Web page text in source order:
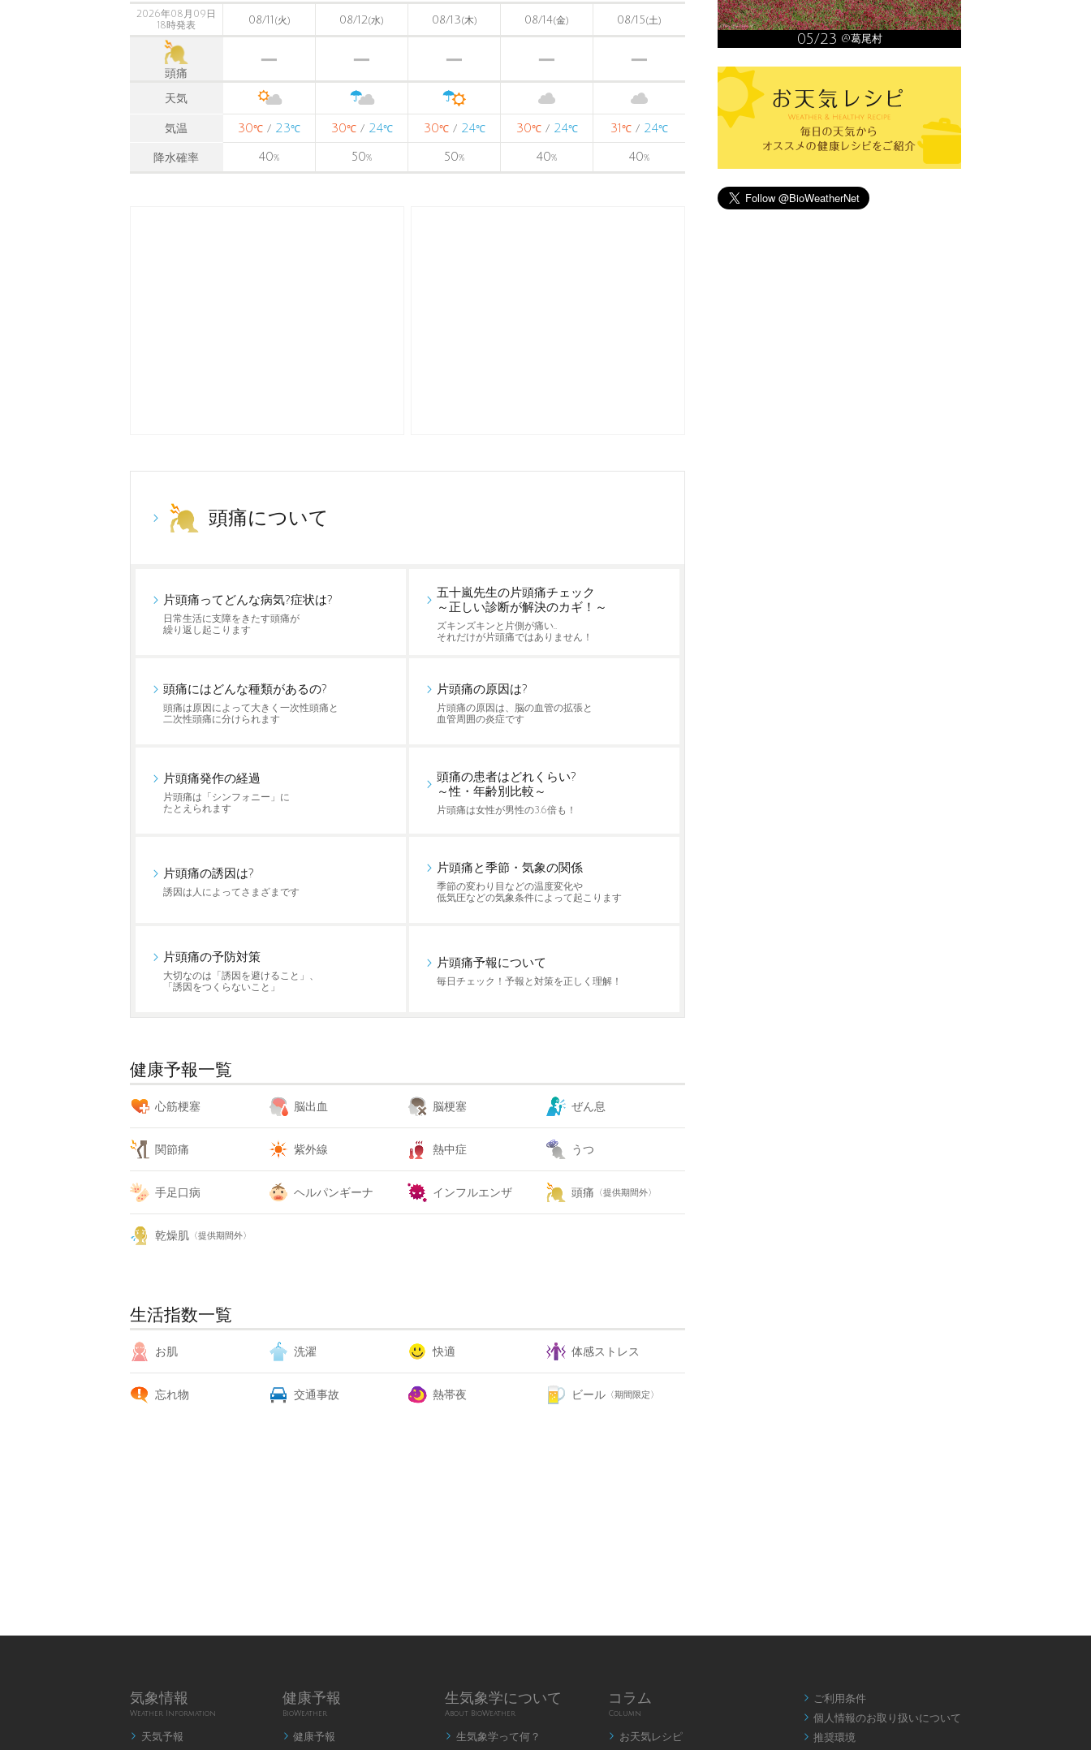
2026年08月09日
18時発表
08/11 (火) 08/12(水) 08/13(木) 08/14(金) 08/15(土)
頭痛
天気
気温 30℃ / 23℃ 30℃/ 24℃ 30℃/ 24℃ 30℃/ 24℃ 31 ℃ / 24℃
降水確率 40% 50% 50% 40% 40%
頭痛について
片頭痛ってどんな病気?症状は?
日常生活に支障をきたす頭痛が
繰り返し起こります
五十嵐先生の片頭痛チェック
～正しい診断が解決のカギ！～
ズキンズキンと片側が痛い…
それだけが片頭痛ではありません！
頭痛にはどんな種類があるの?
頭痛は原因によって大きく一次性頭痛と
二次性頭痛に分けられます
片頭痛の原因は?
片頭痛の原因は、脳の血管の拡張と
血管周囲の炎症です
片頭痛発作の経過
片頭痛は「シンフォニー」に
たとえられます
頭痛の患者はどれくらい?
～性・年齢別比較～
片頭痛は女性が男性の3.6倍も！
片頭痛の誘因は?
誘因は人によってさまざまです
片頭痛と季節・気象の関係
季節の変わり目などの温度変化や
低気圧などの気象条件によって起こります
片頭痛の予防対策
大切なのは「誘因を避けること」、
「誘因をつくらないこと」
片頭痛予報について
毎日チェック！予報と対策を正しく理解！
健康予報一覧
心筋梗塞 脳出血 脳梗塞 ぜん息
関節痛 紫外線 熱中症 うつ
手足口病 ヘルパンギーナ インフルエンザ 頭痛 〈提供期間外〉
乾燥肌 〈提供期間外〉
生活指数一覧
お肌 洗濯 快適 体感ストレス
忘れ物 交通事故 熱帯夜 ビール 〈期間限定〉
05/23 @葛尾村
気象情報
Weather Information
 天気予報
健康予報
BioWeather
 健康予報
生気象学について
About BioWeather
 生気象学って何？
コラム
Column
 お天気レシピ
 ご利用条件
 個人情報のお取り扱いについて
 推奨環境